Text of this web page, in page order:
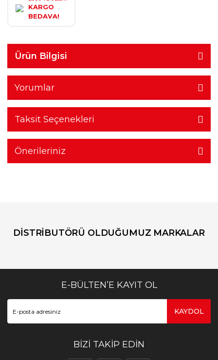
KARGO
BEDAVA!
Ürün Bilgisi
Yorumlar
Taksit Seçenekleri
Önerileriniz
DİSTRİBUTÖRÜ OLDUĞUMUZ MARKALAR
E-BÜLTEN’E KAYIT OL
KAYDOL
BİZİ TAKİP EDİN